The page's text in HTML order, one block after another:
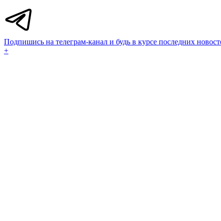
Подпишись на телеграм-канал и будь в курсе последних
+